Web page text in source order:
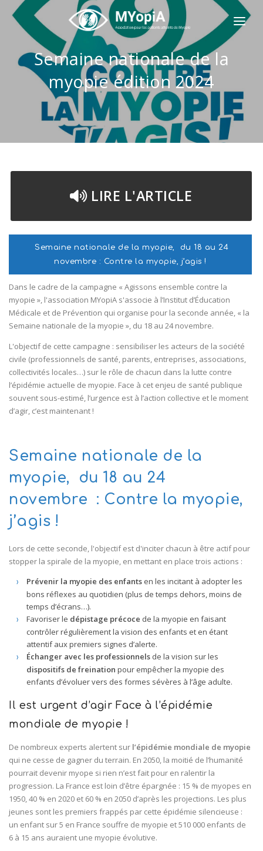
L'ASSOCIATION MYOPIA
LA MYOPIE
ILS NOUS FONT CONFIANCE
NOS SERVICES
JE DONNE / J'AIDE
J'ADÈRE GRATUITEMENT
FACEBOOK
INSTAGRAM
LINKEDIN
09 72 16 37 67
Semaine nationale de la
myopie édition 2024
LIRE L'ARTICLE
Semaine nationale de la myopie, du 18 au 24
novembre : Contre la myopie, j’agis !
Dans le cadre de la campagne « Agissons ensemble contre la
myopie », l'association MYopiA s'associe à l’Institut d’Éducation
Médicale et de Prévention qui organise pour la seconde année, « la
Semaine nationale de la myopie », du 18 au 24 novembre.
L'objectif de cette campagne : sensibiliser les acteurs de la société
civile (professionnels de santé, parents, entreprises, associations,
collectivités locales…) sur le rôle de chacun dans la lutte contre
l’épidémie actuelle de myopie. Face à cet enjeu de santé publique
souvent sous-estimé, l’urgence est à l’action collective et le moment
d’agir, c’est maintenant !
Semaine nationale de la
myopie, du 18 au 24
novembre : Contre la myopie,
j’agis !
Lors de cette seconde, l'objectif est d'inciter chacun à être actif pour
stopper la spirale de la myopie, en mettant en place trois actions :
Prévenir la myopie des enfants en les incitant à adopter les
bons réflexes au quotidien (plus de temps dehors, moins de
temps d’écrans…).
Favoriser le dépistage précoce de la myopie en faisant
contrôler régulièrement la vision des enfants et en étant
attentif aux premiers signes d’alerte.
Échanger avec les professionnels de la vision sur les
dispositifs de freination pour empêcher la myopie des
enfants d’évoluer vers des formes sévères à l’âge adulte.
Il est urgent d’agir Face à l’épidémie
mondiale de myopie !
De nombreux experts alertent sur l’épidémie mondiale de myopie
qui ne cesse de gagner du terrain. En 2050, la moitié de l’humanité
pourrait devenir myope si rien n’est fait pour en ralentir la
progression. La France est loin d’être épargnée : 15 % de myopes en
1950, 40 % en 2020 et 60 % en 2050 d’après les projections. Les plus
jeunes sont les premiers frappés par cette épidémie silencieuse :
un enfant sur 5 en France souffre de myopie et 510 000 enfants de
6 à 15 ans auraient une myopie évolutive.